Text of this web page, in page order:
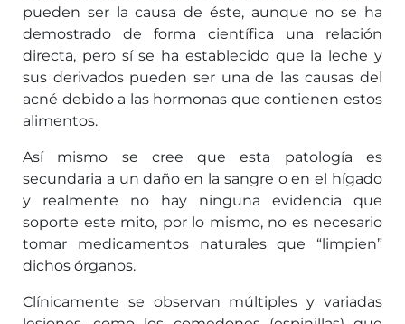
pueden ser la causa de éste, aunque no se ha
demostrado de forma científica una relación
directa, pero sí se ha establecido que la leche y
sus derivados pueden ser una de las causas del
acné debido a las hormonas que contienen estos
alimentos.
Así mismo se cree que esta patología es
secundaria a un daño en la sangre o en el hígado
y realmente no hay ninguna evidencia que
soporte este mito, por lo mismo, no es necesario
tomar medicamentos naturales que “limpien”
dichos órganos.
Clínicamente se observan múltiples y variadas